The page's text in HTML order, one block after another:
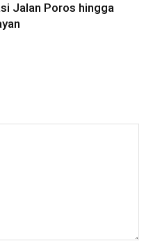
Jalan Poros hingga